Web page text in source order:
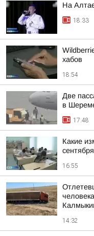
На
18:33
хабов
18:54
Две
в
17:48
Какие
сентября
16:55
14:32